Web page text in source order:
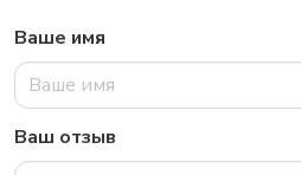
Ваше имя
Ваш отзыв